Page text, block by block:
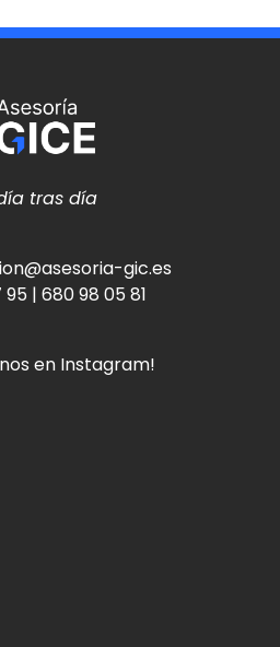
tras día
gic.es
| 680 98 05 81
en Instagram!